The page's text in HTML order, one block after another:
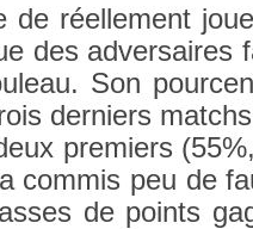
de réel­le­ment
des
Son
de­rni­ers
pre­mi­ers
com­mis peu de
de points